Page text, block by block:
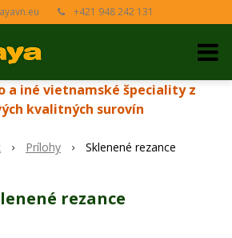
+421 948 242 131
a iné vietnamské špeciality z
kvalitných surovín
Prílohy Sklenené rezance
rezance